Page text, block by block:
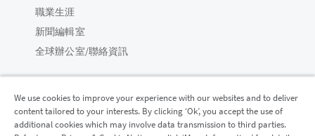
職業生涯
新聞編輯室
全球辦公室/聯絡資訊
Qlik 社群
We use cookies to improve your experience with our websites and to deliver
content tailored to your interests. By clicking ‘Ok’, you accept the use of
additional cookies which may involve data transmission to third parties.